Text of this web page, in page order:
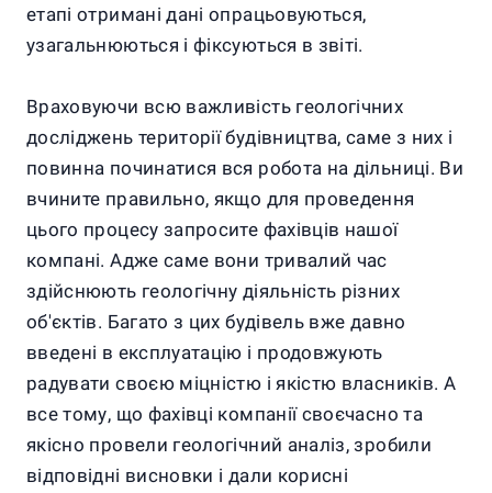
етапі отримані дані опрацьовуються,
узагальнюються і фіксуються в звіті.
Враховуючи всю важливість геологічних
досліджень території будівництва, саме з них і
повинна починатися вся робота на дільниці. Ви
вчините правильно, якщо для проведення
цього процесу запросите фахівців нашої
компані. Адже саме вони тривалий час
здійснюють геологічну діяльність різних
об'єктів. Багато з цих будівель вже давно
введені в експлуатацію і продовжують
радувати своєю міцністю і якістю власників. А
все тому, що фахівці компанії своєчасно та
якісно провели геологічний аналіз, зробили
відповідні висновки і дали корисні